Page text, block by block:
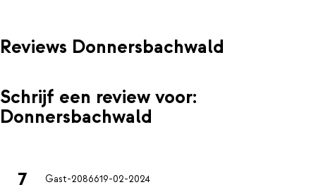
Reviews Donnersbachwald
Schrijf een review voor:
Donnersbachwald
7 Gast-2086619-02-2024